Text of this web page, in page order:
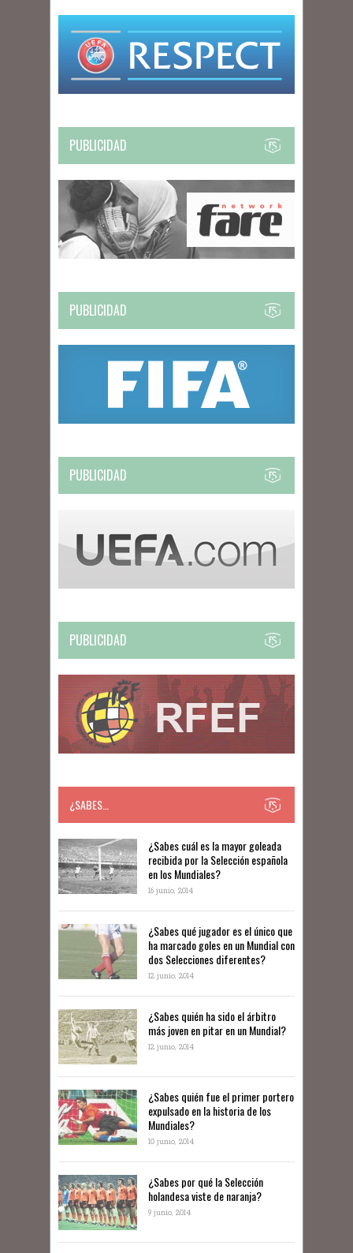
PUBLICIDAD
PUBLICIDAD
PUBLICIDAD
PUBLICIDAD
¿SABES…
​​¿Sabes cuál es la mayor goleada
recibida por la Selección española
en los Mundiales?
16 junio, 2014
¿Sabes qué jugador es el único que
ha marcado goles en un Mundial con
dos Selecciones diferentes?
12 junio, 2014
¿Sabes quién ha sido el árbitro
más joven en pitar en un Mundial?
12 junio, 2014
¿Sabes quién fue el primer portero
expulsado en la historia de los
Mundiales?
10 junio, 2014
​¿Sabes por qué la Selección
holandesa viste de naranja?
9 junio, 2014